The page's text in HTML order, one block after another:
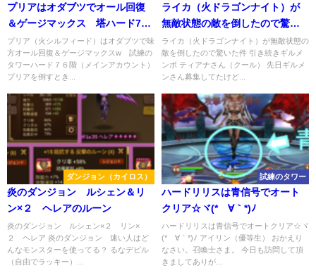
プリアはオダブツでオール回復
＆ゲージマックス 塔ハード76
階
プリア（火シルフィード）はオダブツで味
方オール回復＆ゲージマックスw 試練の
タワーハード７６階（メインアカウント）
プリアを倒すとき...
ライカ（火ドラゴンナイト）が
無敵状態の敵を倒したので驚い
た件
ライカ（火ドラゴンナイト）が無敵状態の
敵を倒したので驚いた件 引き続きギルメ
ンボ ティアナさん（クール） 先日ギルメ
ンさん募集してたけど...
ダンジョン（カイロス）
炎のダンジョン ルシェン＆リ
ン×２ ヘレアのルーン
炎のダンジョン ルシェン×２ リン×
２ ヘレア 炎のダンジョン 速い人はど
んなモンスターを使ってる？ るなデビル
（自由でラッキー）...
試練のタワー
ハードリリスは青信号でオート
クリア☆ヾ(*´∀｀*)ﾉ
ハードリリスは青信号でオートクリア☆ヾ
(*´∀｀*)ﾉ アイリン（優等生） おかえり
なさい。召喚士さま。 今日も訪問して頂
きましてありが...